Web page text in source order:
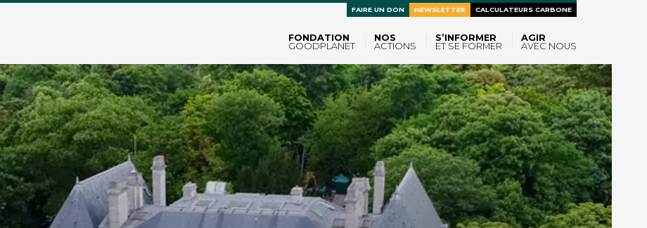
FONDATION
GOODPLANET
NOS
ACTIONS
S’INFORMER
ET SE FORMER
AGIR
AVEC NOUS
FAIRE UN DON NEWSLETTER CALCULATEURS CARBONE